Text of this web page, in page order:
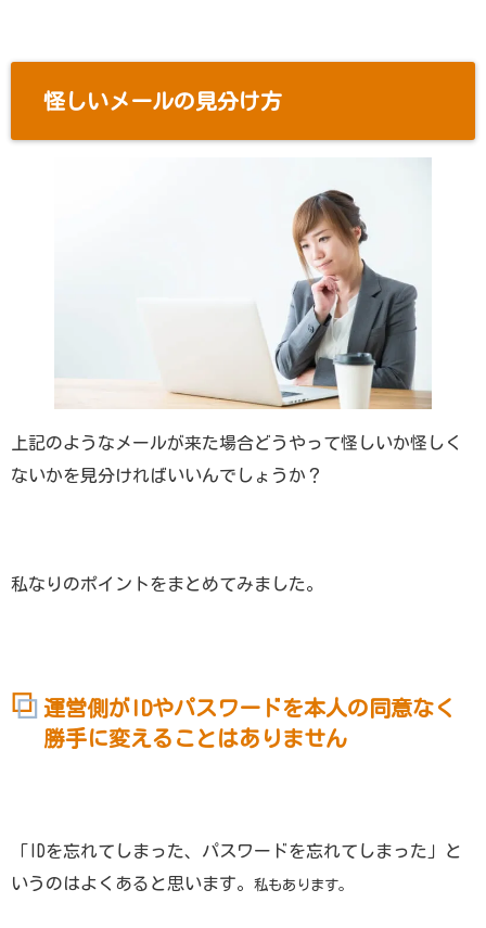
怪しいメールの見分け方
上記のようなメールが来た場合どうやって怪しいか怪しく
ないかを見分ければいいんでしょうか？
私なりのポイントをまとめてみました。
運営側がIDやパスワードを本人の同意なく
勝手に変えることはありません
「IDを忘れてしまった、パスワードを忘れてしまった」と
いうのはよくあると思います。 私もあります。